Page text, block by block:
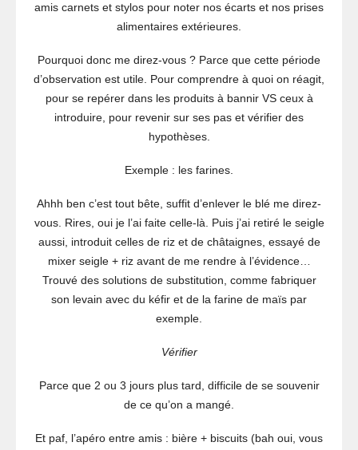
amis carnets et stylos pour noter nos écarts et nos prises
alimentaires extérieures.
Pourquoi donc me direz-vous ? Parce que cette période
d’observation est utile. Pour comprendre à quoi on réagit,
pour se repérer dans les produits à bannir VS ceux à
introduire, pour revenir sur ses pas et vérifier des
hypothèses.
Exemple : les farines.
Ahhh ben c’est tout bête, suffit d’enlever le blé me direz-
vous. Rires, oui je l’ai faite celle-là. Puis j’ai retiré le seigle
aussi, introduit celles de riz et de châtaignes, essayé de
mixer seigle + riz avant de me rendre à l’évidence…
Trouvé des solutions de substitution, comme fabriquer
son levain avec du kéfir et de la farine de maïs par
exemple.
Vérifier
Parce que 2 ou 3 jours plus tard, difficile de se souvenir
de ce qu’on a mangé.
Et paf, l’apéro entre amis : bière + biscuits (bah oui, vous